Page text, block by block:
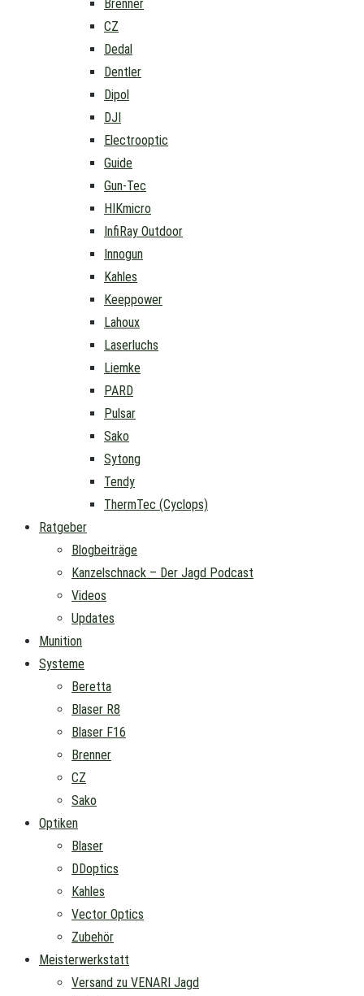
Brenner
CZ
Dedal
Dentler
Dipol
DJI
Electrooptic
Guide
Gun-Tec
HIKmicro
InfiRay Outdoor
Innogun
Kahles
Keeppower
Lahoux
Laserluchs
Liemke
PARD
Pulsar
Sako
Sytong
Tendy
ThermTec (Cyclops)
Ratgeber
Blogbeiträge
Kanzelschnack – Der Jagd Podcast
Videos
Updates
Munition
Systeme
Beretta
Blaser R8
Blaser F16
Brenner
CZ
Sako
Optiken
Blaser
DDoptics
Kahles
Vector Optics
Zubehör
Meisterwerkstatt
Versand zu VENARI Jagd